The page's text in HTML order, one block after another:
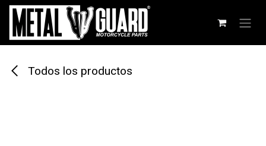
Ir al contenido
Todos los productos